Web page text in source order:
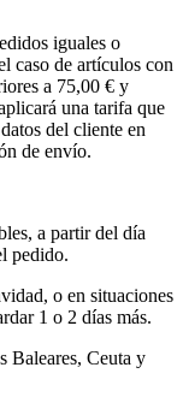
iguales o
caso de artículos con
a 75,00 € y
una tarifa que
del cliente en
de envío.
a partir del día
pedido.
o en situaciones
1 o 2 días más.
Baleares, Ceuta y